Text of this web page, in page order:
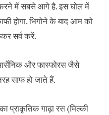
में सबसे आगे है. इस घोल में
होगा. भिगोने के बाद आम को
सर्व करें.
और फास्फोरस जैसे
साफ हो जाते हैं.
प्राकृतिक गाढ़ा रस (मिल्की